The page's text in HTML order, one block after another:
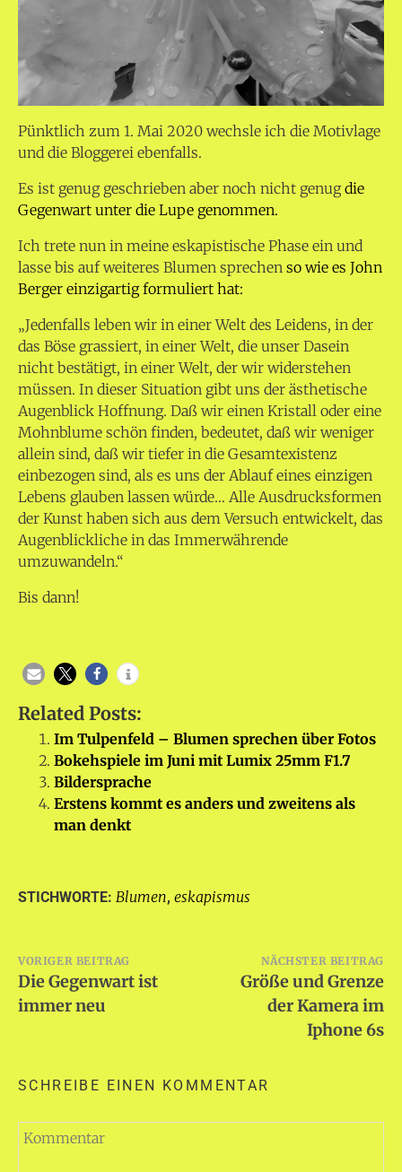
Pünktlich zum 1. Mai 2020 wechsle ich die Motivlage
und die Bloggerei ebenfalls.
Es ist genug geschrieben aber noch nicht genugdie
Gegenwart unter die Lupe genommen.
Ich trete nun in meine eskapistische Phase ein und
lasse bis auf weiteres Blumen sprechen so wie es John
Berger einzigartig formuliert hat:
„Jedenfalls leben wir in einer Welt des Leidens, in der
das Böse grassiert, in einer Welt, die unser Dasein
nicht bestätigt, in einer Welt, der wir widerstehen
müssen. In dieser Situation gibt uns der ästhetische
Augenblick Hoffnung. Daß wir einen Kristall oder eine
Mohnblume schön finden, bedeutet, daß wir weniger
allein sind, daß wir tiefer in die Gesamtexistenz
einbezogen sind, als es uns der Ablauf eines einzigen
Lebens glauben lassen würde… Alle Ausdrucksformen
der Kunst haben sich aus dem Versuch entwickelt, das
Augenblickliche in das Immerwährende
umzuwandeln.“
Bis dann!
Related Posts:
Im Tulpenfeld – Blumen sprechen über Fotos
Bokehspiele im Juni mit Lumix 25mm F1.7
Bildersprache
Erstens kommt es anders und zweitens als
man denkt
STICHWORTE: Blumen, eskapismus
Beitragsnavigation
VORIGER BEITRAG
Die Gegenwart ist
immer neu
NÄCHSTER BEITRAG
Größe und Grenze
der Kamera im
Iphone 6s
SCHREIBE EINEN KOMMENTAR